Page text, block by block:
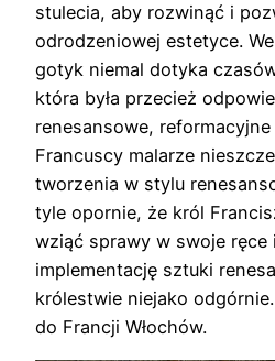
stulecia, aby rozwinąć i
odrodzeniowej estetyce.
gotyk niemal dotyka
która była przecież
renesansowe,
Francuscy malarze
tworzenia w stylu
tyle opornie, że król
wziąć sprawy w swoje ręce
implementację sztuki
królestwie niejako
do Francji Włochów.